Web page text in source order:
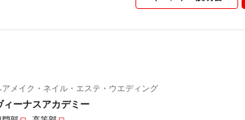
アメイク・ネイル・エステ・ウエディング
ィーナスアカデミー